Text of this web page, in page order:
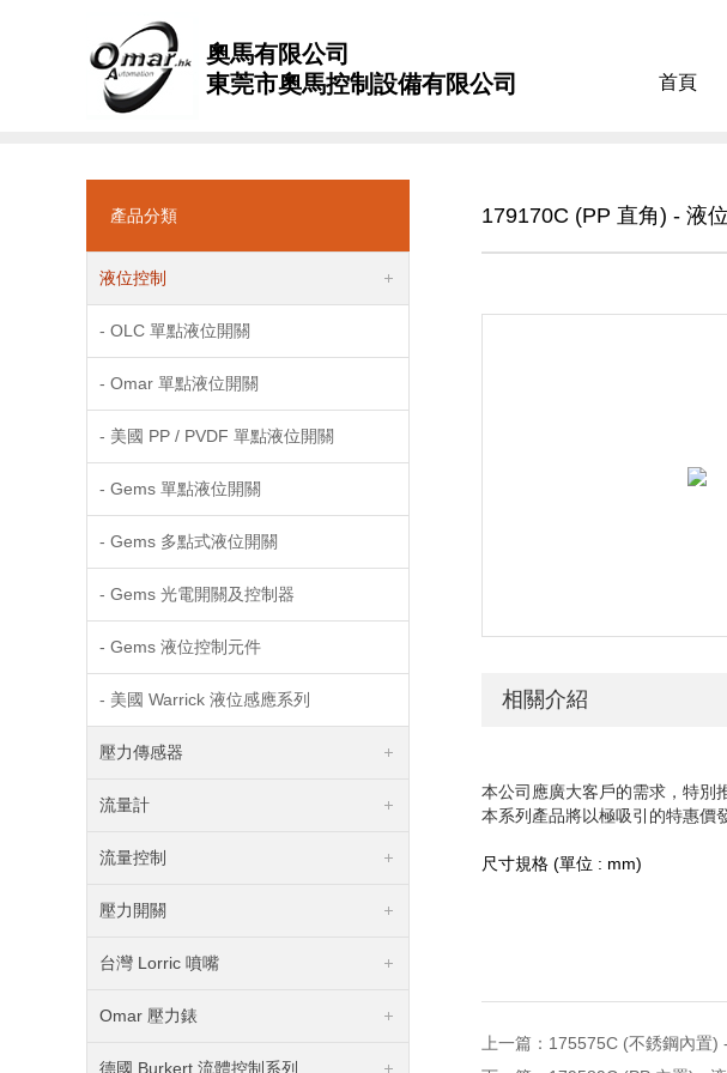
奧馬有限公司
東莞市奧馬控制設備有限公司
首頁
產品分類
液位控制
- OLC 單點液位開關
- Omar 單點液位開關
- 美國 PP / PVDF 單點液位開關
- Gems 單點液位開關
- Gems 多點式液位開關
- Gems 光電開關及控制器
- Gems 液位控制元件
- 美國 Warrick 液位感應系列
壓力傳感器
流量計
流量控制
壓力開關
台灣 Lorric 噴嘴
Omar 壓力錶
德國 Burkert 流體控制系列
179170C (PP 直角) - 液
相關介紹
本公司應廣大客戶的需求，特別
本系列產品將以極吸引的特惠價
尺寸規格 (單位 : mm)
上一篇： 175575C (不銹鋼內置)